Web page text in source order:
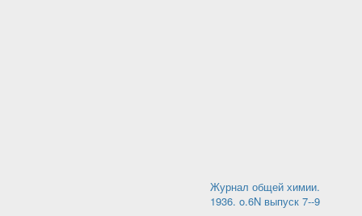
Журнал общей химии.
1936. o.6N выпуск 7--9